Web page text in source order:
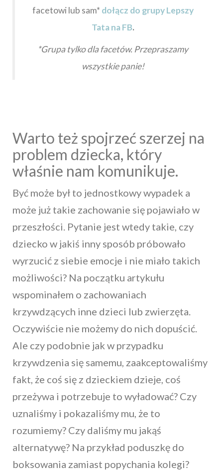
facetowi lub sam* dołącz do grupy Lepszy
Tata na FB.
*Grupa tylko dla facetów. Przepraszamy
wszystkie panie!
Warto też spojrzeć szerzej na
problem dziecka, który
właśnie nam komunikuje.
Być może był to jednostkowy wypadek a
może już takie zachowanie się pojawiało w
przeszłości. Pytanie jest wtedy takie, czy
dziecko w jakiś inny sposób próbowało
wyrzucić z siebie emocje i nie miało takich
możliwości? Na początku artykułu
wspominałem o zachowaniach
krzywdzących inne dzieci lub zwierzęta.
Oczywiście nie możemy do nich dopuścić.
Ale czy podobnie jak w przypadku
krzywdzenia się samemu, zaakceptowaliśmy
fakt, że coś się z dzieckiem dzieje, coś
przeżywa i potrzebuje to wyładować? Czy
uznaliśmy i pokazaliśmy mu, że to
rozumiemy? Czy daliśmy mu jakąś
alternatywę? Na przykład poduszkę do
boksowania zamiast popychania kolegi?